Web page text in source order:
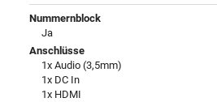
Nummernblock
Ja
Anschlüsse
1x Audio (3,5mm)
1x DC In
1x HDMI